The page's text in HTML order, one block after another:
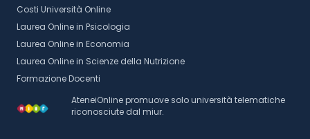
Costi Università Online
Laurea Online in Psicologia
Laurea Online in Economia
Laurea Online in Scienze della Nutrizione
Formazione Docenti
AteneiOnline promuove solo università telematiche
riconosciute dal miur.